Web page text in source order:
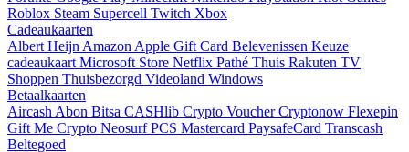
Roblox Steam Supercell Twitch Xbox
Cadeaukaarten
Albert Heijn Amazon Apple Gift Card Belevenissen Keuze
cadeaukaart Microsoft Store Netflix Pathé Thuis Rakuten TV
Shoppen Thuisbezorgd Videoland Windows
Betaalkaarten
Aircash Abon Bitsa CASHlib Crypto VoucherCryptonow Flexepin
Gift Me Crypto NeosurfPCS Mastercard PaysafeCard Transcash
Beltegoed